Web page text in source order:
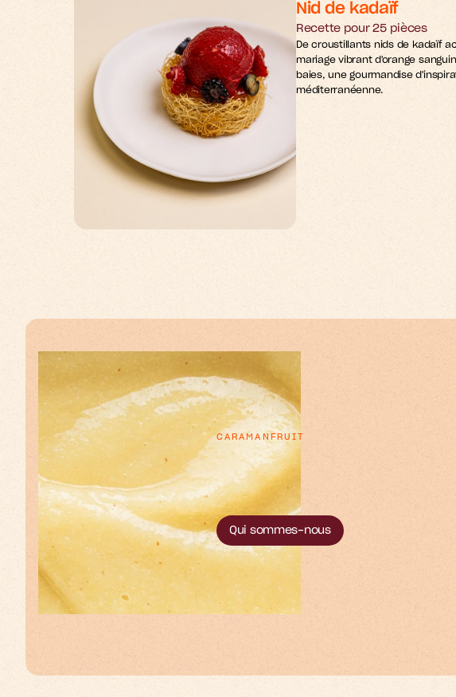
Nid de kadaïf
Recette pour 25 pièces
De croustillants nids de kadaïf
mariage vibrant d'orange
baies, une gourmandise
méditerranéenne.
CARAMANFRUIT
L’expe
toutesse
Qui sommes-nous